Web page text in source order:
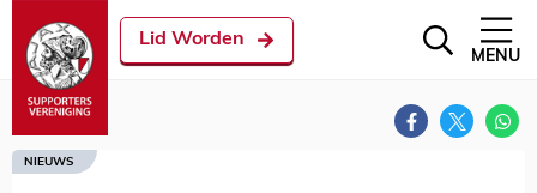
Lid Worden
MENU
NIEUWS